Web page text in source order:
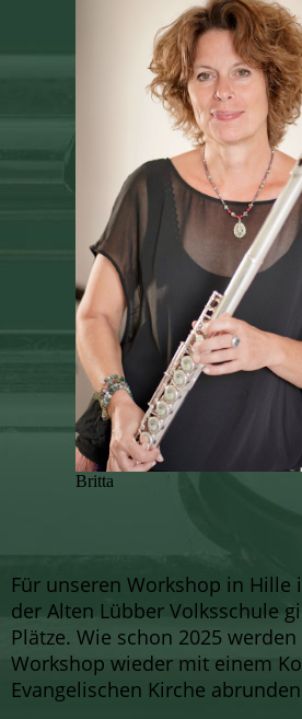
Britta
Für unseren Workshop in
der Alten Lübber Volksschule
Plätze. Wie schon 2025
Workshop wieder mit einem
Evangelischen Kirche